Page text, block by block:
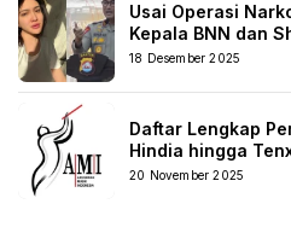
Usai Operasi
Kepala BNN dan
18 Desember 2025
Daftar Lengkap
Hindia hingga
20 November 2025